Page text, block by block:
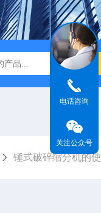
SDXNS100高温燃
锤式破碎缩分机的
电话咨询
关注公众号